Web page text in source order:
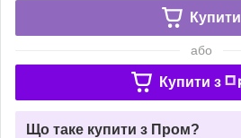
Купити
або
Купити з
Що таке купити з Пром?